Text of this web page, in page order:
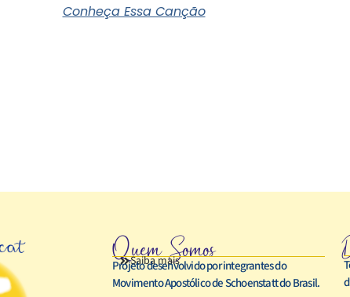
Conheça Essa Canção
Quem Somos
Saiba mais
Projeto desenvolvido por integrantes do
Movimento Apostólico de Schoenstatt do Brasil.